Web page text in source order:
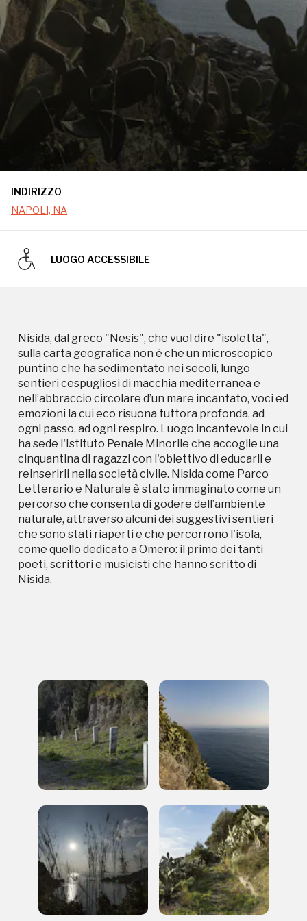
INDIRIZZO
NAPOLI, NA
LUOGO ACCESSIBILE
Nisida, dal greco "Nesis", che vuol dire "isoletta",
sulla carta geografica non è che un microscopico
puntino che ha sedimentato nei secoli, lungo
sentieri cespugliosi di macchia mediterranea e
nell’abbraccio circolare d’un mare incantato, voci ed
emozioni la cui eco risuona tuttora profonda, ad
ogni passo, ad ogni respiro. Luogo incantevole in cui
ha sede l'Istituto Penale Minorile che accoglie una
cinquantina di ragazzi con l'obiettivo di educarli e
reinserirli nella società civile. Nisida come Parco
Letterario e Naturale è stato immaginato come un
percorso che consenta di godere dell’ambiente
naturale, attraverso alcuni dei suggestivi sentieri
che sono stati riaperti e che percorrono l'isola,
come quello dedicato a Omero: il primo dei tanti
poeti, scrittori e musicisti che hanno scritto di
Nisida.